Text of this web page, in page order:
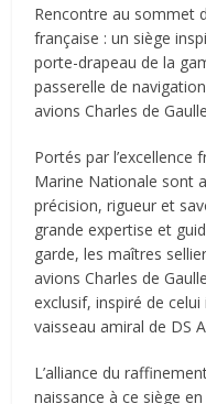
Rencontre au sommet
française : un siège
porte-drapeau de la
passerelle de
avions Charles de
Portés par l’excellence
Marine Nationale sont
précision, rigueur et
grande expertise et
garde, les maîtres
avions Charles de
exclusif, inspiré de celui
vaisseau amiral de DS
L’alliance du
naissance à ce siège